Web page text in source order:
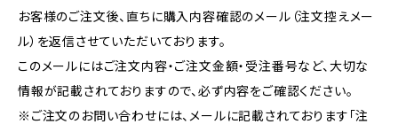
お客様のご注文後、直ちに購入内容確認のメール（注文控えメー
ル）を返信させていただいております。
このメールにはご注文内容・ご注文金額・受注番号など、大切な
情報が記載されておりますので、必ず内容をご確認ください。
※ご注文のお問い合わせには、メールに記載されております「注